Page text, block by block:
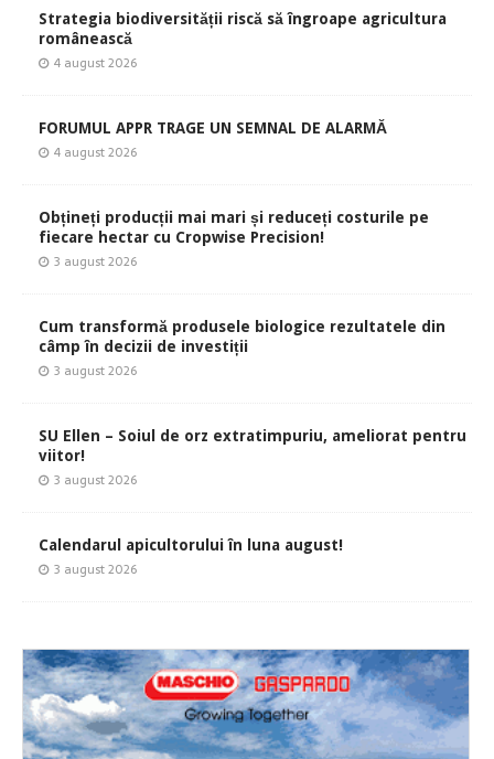
Strategia biodiversității riscă să îngroape agricultura
românească
4 august 2026
FORUMUL APPR TRAGE UN SEMNAL DE ALARMĂ
4 august 2026
Obțineți producții mai mari și reduceți costurile pe
fiecare hectar cu Cropwise Precision!
3 august 2026
Cum transformă produsele biologice rezultatele din
câmp în decizii de investiții
3 august 2026
SU Ellen – Soiul de orz extratimpuriu, ameliorat pentru
viitor!
3 august 2026
Calendarul apicultorului în luna august!
3 august 2026